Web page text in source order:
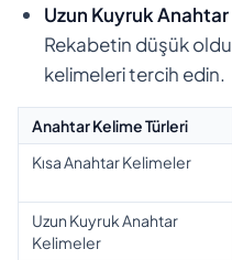
Uzun Kuyruk
Rekabetin düşük
kelimeleri tercih edin.
Anahtar Kelime Türleri
Kısa Anahtar Kelimeler
Uzun Kuyruk Anahtar
Kelimeler